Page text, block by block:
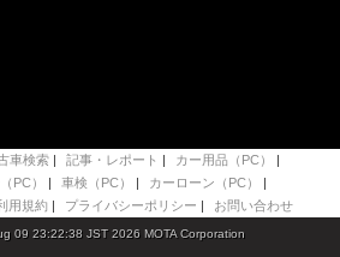
車検索 | 記事・レポート | カー用品（PC）
|
PC） | 車検（PC） | カーローン（PC）
|
用規約 | プライバシーポリシー | お問い合わせ
09 23:22:38 JST 2026 MOTA Corporation